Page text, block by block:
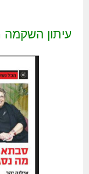
עיתון השקמה